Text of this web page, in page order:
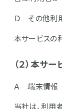
Ｄ その他利
本サービスの
（２）本サ
Ａ 端末情報
当社は、利用